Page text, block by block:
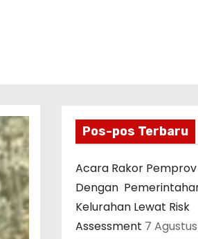
Pos-pos Terbaru
Acara Rakor
Dengan
Kelurahan Lewat Risk
Assessment 7